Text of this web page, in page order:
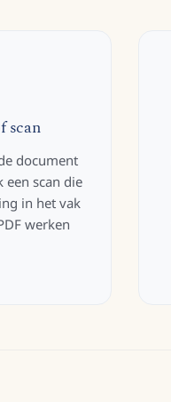
scan
document
scan die
in het vak
werken